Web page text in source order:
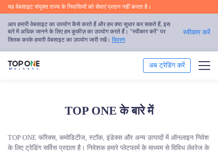
यह वेबसाइट संयुक्त राज्य के निवासियों को सेवाएं प्रदान नहीं करता है।
आप हमारी वेबसाइट का उपयोग कैसे करते हैं और हम क्या सुधार कर सकते हैं, इस
बारे में अधिक जानने के लिए हम कुकीज़ का उपयोग करते हैं। "स्वीकार करें" पर
क्लिक करके हमारी वेबसाइट का उपयोग जारी रखें। विवरण
स्वीकार करें
अब ट्रेडिंग करें
बाजार का विश्लेषण
TOP ONE के बारे में
TOP ONE फॉरेक्स, कमोडिटीज, स्टॉक, इंडेक्स और अन्य उत्पादों में ऑनलाइन निवेश
के लिए ट्रेडिंग सर्विस प्रदाता है। निवेशक हमारे प्लेटफार्म के माध्यम से विविध लेवरेज के